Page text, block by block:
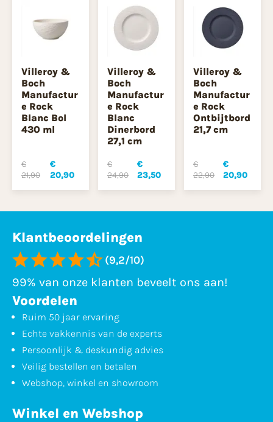
Villeroy &
Boch
Manufactur
e Rock
Blanc Bol
430 ml
€
21,90
€
20,90
Villeroy &
Boch
Manufactur
e Rock
Blanc
Dinerbord
27,1 cm
€
24,90
€
23,50
Villeroy &
Boch
Manufactur
e Rock
Ontbijtbord
21,7 cm
€
22,90
€
20,90
Klantbeoordelingen
(9,2/10)
99% van onze klanten beveelt ons aan!
Voordelen
Ruim 50 jaar ervaring
Echte vakkennis van de experts
Persoonlijk & deskundig advies
Veilig bestellen en betalen
Webshop, winkel en showroom
Winkel en Webshop